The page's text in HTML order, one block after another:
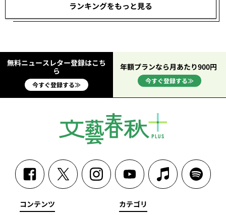
ランキングをもっと見る
無料ニュースレター登録はこち
ら
今すぐ登録する≫
年額プランなら月あたり900円
今すぐ登録する≫
コンテンツ カテゴリ